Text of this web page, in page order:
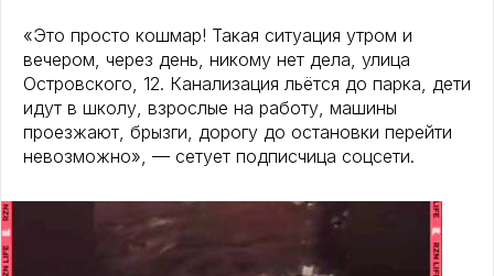
«Это просто кошмар! Такая ситуация утром и
вечером, через день, никому нет дела, улица
Островского, 12. Канализация льётся до парка, дети
идут в школу, взрослые на работу, машины
проезжают, брызги, дорогу до остановки перейти
невозможно», — сетует подписчица соцсети.